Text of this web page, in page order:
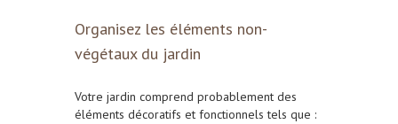
Organisez les éléments non-
végétaux du jardin
Votre jardin comprend probablement des
éléments décoratifs et fonctionnels tels que :